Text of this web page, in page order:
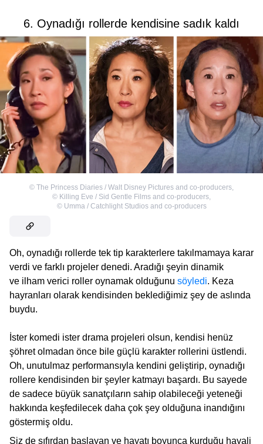
6. Oynadığı rollerde kendisine sadık kaldı
© The Princess Diaries / Walt Disney Pictures and co-producers,
© Killing Eve / Sid Gentle Films and co-producers,
© Umma / Catchlight Studios and co-producers
Oh, oynadığı rollerde tek tip karakterlere takılmamaya karar
verdi ve farklı projeler denedi. Aradığı şeyin dinamik
ve ilham verici roller oynamak olduğunu söyledi. Keza
hayranları olarak kendisinden beklediğimiz şey de aslında
buydu.
İster komedi ister drama projeleri olsun, kendisi henüz
şöhret olmadan önce bile güçlü karakter rollerini üstlendi.
Oh, unutulmaz performansıyla kendini geliştirip, oynadığı
rollere kendisinden bir şeyler katmayı başardı. Bu sayede
de sadece büyük sanatçıların sahip olabileceği yeteneği
hakkında keşfedilecek daha çok şey olduğuna inandığını
göstermiş oldu.
Siz de sıfırdan başlayan ve hayatı boyunca kurduğu hayali